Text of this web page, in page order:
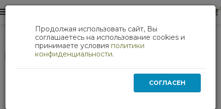
Кардиотренажеры Беговая дорожка Matrix T70XIR
Нет в наличии
Продолжая использовать сайт, Вы
соглашаетесь на использование cookies и
принимаете условия политики
конфиденциальности.
СОГЛАСЕН